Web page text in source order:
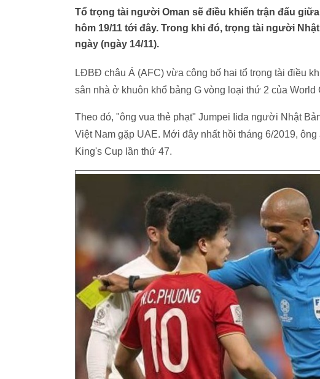
Tổ trọng tài người Oman sẽ điều khiển trận đấu
hôm 19/11 tới đây. Trong khi đó, trọng tài người
ngày (ngày 14/11).
LĐBĐ châu Á (AFC) vừa công bố hai tổ trọng tài điều
sân nhà ở khuôn khổ bảng G vòng loại thứ 2 của
Theo đó, "ông vua thẻ phạt" Jumpei Iida người Nhật
Việt Nam gặp UAE. Mới đây nhất hồi tháng 6/2019,
King's Cup lần thứ 47.